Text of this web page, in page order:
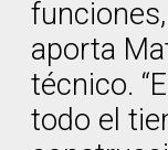
aporta
técnico.
todo el